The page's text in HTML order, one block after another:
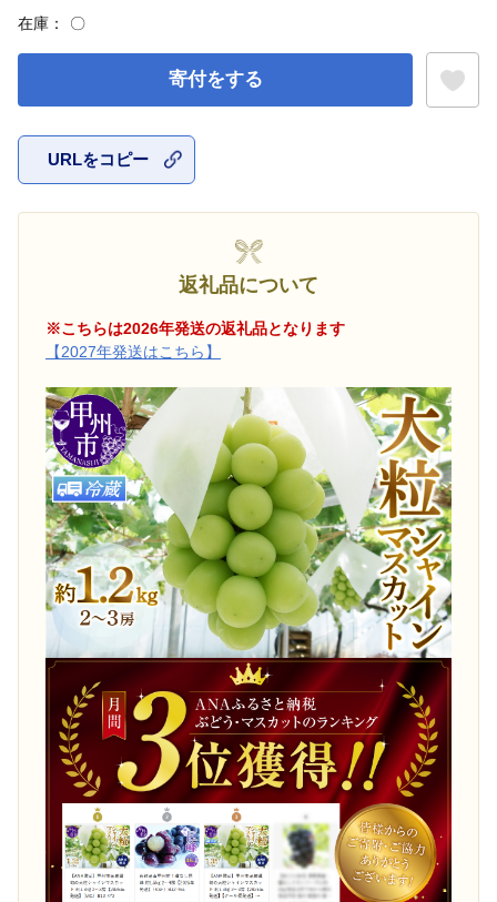
在庫： 〇
寄付をする
URLをコピー
返礼品について
※こちらは2026年発送の返礼品となります
【2027年発送はこちら】